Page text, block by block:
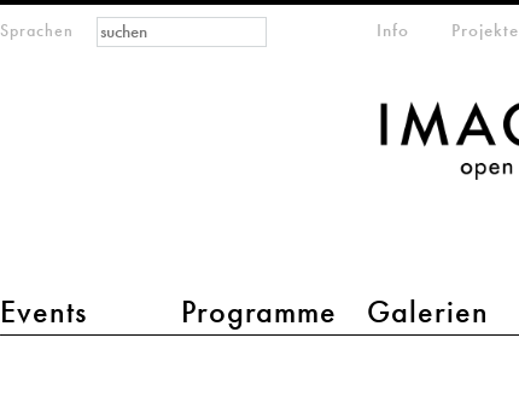
Sprachen
Hauptmenü 2
Events Programme Galerien
Info Projekte
Suchformular
Suche